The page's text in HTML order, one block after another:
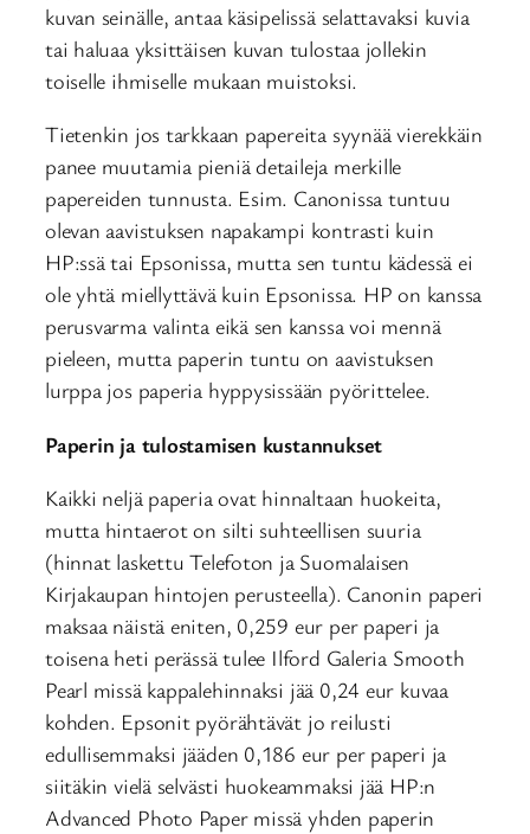
kuvan seinälle, antaa käsipelissä selattavaksi kuvia
tai haluaa yksittäisen kuvan tulostaa jollekin
toiselle ihmiselle mukaan muistoksi.
Tietenkin jos tarkkaan papereita syynää vierekkäin
panee muutamia pieniä detaileja merkille
papereiden tunnusta. Esim. Canonissa tuntuu
olevan aavistuksen napakampi kontrasti kuin
HP:ssä tai Epsonissa, mutta sen tuntu kädessä ei
ole yhtä miellyttävä kuin Epsonissa. HP on kanssa
perusvarma valinta eikä sen kanssa voi mennä
pieleen, mutta paperin tuntu on aavistuksen
lurppa jos paperia hyppysissään pyörittelee.
Paperin ja tulostamisen kustannukset
Kaikki neljä paperia ovat hinnaltaan huokeita,
mutta hintaerot on silti suhteellisen suuria
(hinnat laskettu Telefoton ja Suomalaisen
Kirjakaupan hintojen perusteella). Canonin paperi
maksaa näistä eniten, 0,259 eur per paperi ja
toisena heti perässä tulee Ilford Galeria Smooth
Pearl missä kappalehinnaksi jää 0,24 eur kuvaa
kohden. Epsonit pyörähtävät jo reilusti
edullisemmaksi jääden 0,186 eur per paperi ja
siitäkin vielä selvästi huokeammaksi jää HP:n
Advanced Photo Paper missä yhden paperin